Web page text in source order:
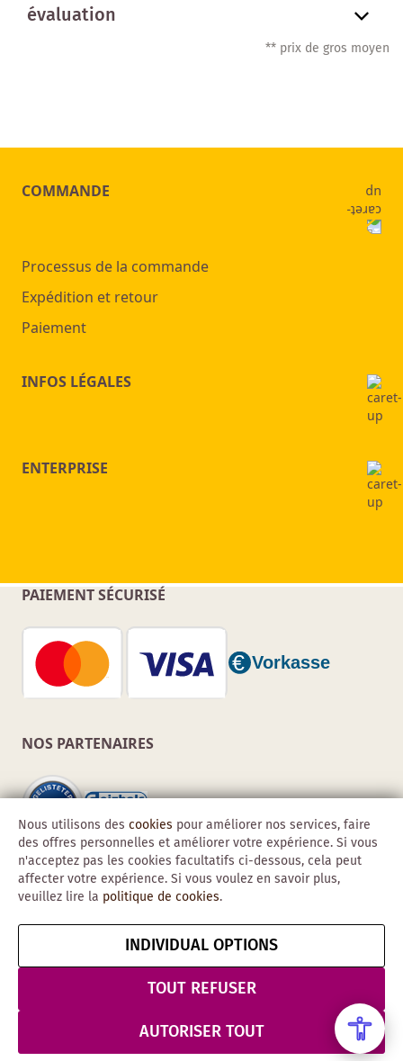
évaluation
** prix de gros moyen
COMMANDE
Processus de la commande
Expédition et retour
Paiement
INFOS LÉGALES
ENTERPRISE
PAIEMENT SÉCURISÉ
NOS PARTENAIRES
Copyright © 2026 Obadis GmbH
MentionsCGVConfidentialité
& Sécurité
Résilier le contrat
Nous utilisons des cookies pour améliorer nos services, faire
des offres personnelles et améliorer votre expérience. Si vous
n'acceptez pas les cookies facultatifs ci-dessous, cela peut
affecter votre expérience. Si vous voulez en savoir plus,
veuillez lire la politique de cookies.
INDIVIDUAL OPTIONS
TOUT REFUSER
AUTORISER TOUT